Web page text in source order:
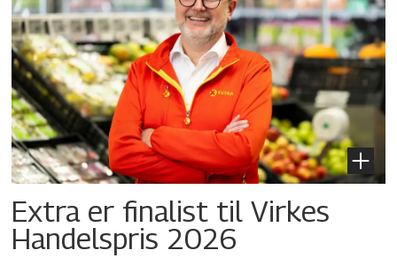
Extra er finalist til Virkes
Handelspris 2026